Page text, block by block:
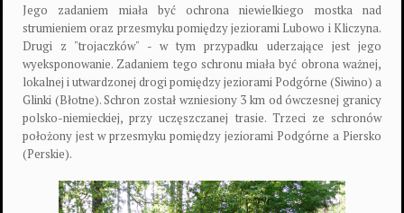
Jego zadaniem miała być ochrona niewielkiego mostka nad
strumieniem oraz przesmyku pomiędzy jeziorami Lubowo i Kliczyna.
Drugi z "trojaczków" - w tym przypadku uderzające jest jego
wyeksponowanie. Zadaniem tego schronu miała być obrona ważnej,
lokalnej i utwardzonej drogi pomiędzy jeziorami Podgórne (Siwino) a
Glinki (Błotne). Schron został wzniesiony 3 km od ówczesnej granicy
polsko-niemieckiej, przy uczęszczanej trasie. Trzeci ze schronów
położony jest w przesmyku pomiędzy jeziorami Podgórne a Piersko
(Perskie).